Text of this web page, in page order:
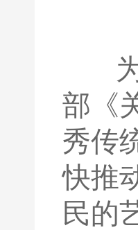
为
部《
秀传
快推
民的